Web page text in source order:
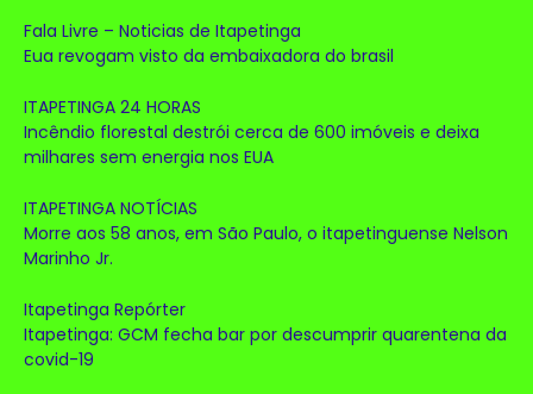
Fala Livre – Noticias de Itapetinga
Eua revogam visto da embaixadora do brasil
ITAPETINGA 24 HORAS
Incêndio florestal destrói cerca de 600 imóveis e deixa
milhares sem energia nos EUA
ITAPETINGA NOTÍCIAS
Morre aos 58 anos, em São Paulo, o itapetinguense Nelson
Marinho Jr.
Itapetinga Repórter
Itapetinga: GCM fecha bar por descumprir quarentena da
covid-19